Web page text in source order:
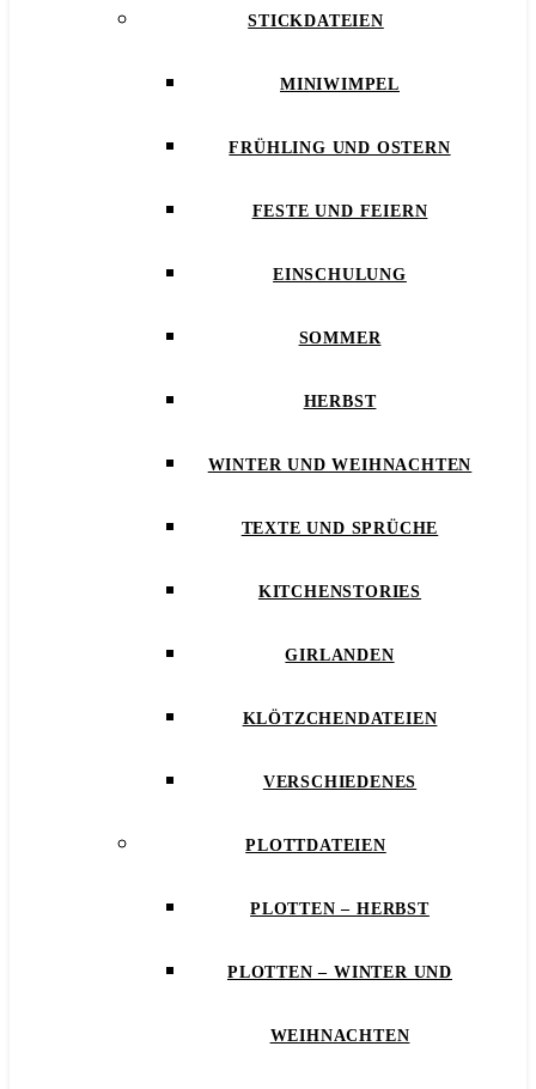
STICKDATEIEN
MINIWIMPEL
FRÜHLING UND OSTERN
FESTE UND FEIERN
EINSCHULUNG
SOMMER
HERBST
WINTER UND WEIHNACHTEN
TEXTE UND SPRÜCHE
KITCHENSTORIES
GIRLANDEN
KLÖTZCHENDATEIEN
VERSCHIEDENES
PLOTTDATEIEN
PLOTTEN – HERBST
PLOTTEN – WINTER UND
WEIHNACHTEN